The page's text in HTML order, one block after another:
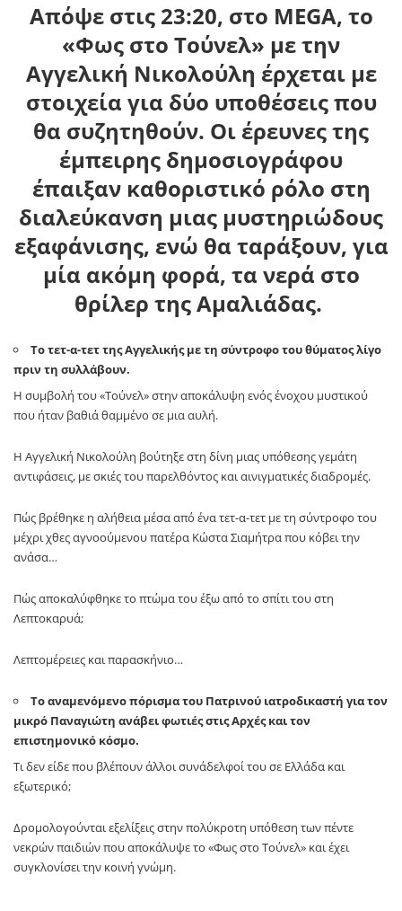
Απόψε στις 23:20, στο MEGA, το
«Φως στο Τούνελ» με την
Αγγελική Νικολούλη έρχεται με
στοιχεία για δύο υποθέσεις που
θα συζητηθούν. Οι έρευνες της
έμπειρης δημοσιογράφου
έπαιξαν καθοριστικό ρόλο στη
διαλεύκανση μιας μυστηριώδους
εξαφάνισης, ενώ θα ταράξουν, για
μία ακόμη φορά, τα νερά στο
θρίλερ της Αμαλιάδας.
Το τετ-α-τετ της Αγγελικής με τη σύντροφο του θύματος λίγο
πριν τη συλλάβουν.
Η συμβολή του «Τούνελ» στην αποκάλυψη ενός ένοχου μυστικού
που ήταν βαθιά θαμμένο σε μια αυλή.
Η Αγγελική Νικολούλη βούτηξε στη δίνη μιας υπόθεσης γεμάτη
αντιφάσεις, με σκιές του παρελθόντος και αινιγματικές διαδρομές.
Πώς βρέθηκε η αλήθεια μέσα από ένα τετ-α-τετ με τη σύντροφο του
μέχρι χθες αγνοούμενου πατέρα Κώστα Σιαμήτρα που κόβει την
ανάσα…
Πώς αποκαλύφθηκε το πτώμα του έξω από το σπίτι του στη
Λεπτοκαρυά;
Λεπτομέρειες και παρασκήνιο…
Το αναμενόμενο πόρισμα του Πατρινού ιατροδικαστή για τον
μικρό Παναγιώτη ανάβει φωτιές στις Αρχές και τον
επιστημονικό κόσμο.
Τι δεν είδε που βλέπουν άλλοι συνάδελφοί του σε Ελλάδα και
εξωτερικό;
Δρομολογούνται εξελίξεις στην πολύκροτη υπόθεση των πέντε
νεκρών παιδιών που αποκάλυψε το «Φως στο Τούνελ» και έχει
συγκλονίσει την κοινή γνώμη.